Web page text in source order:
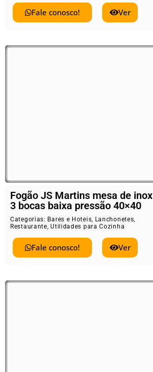
Fale conosco! Ver
Fogão JS Martins mesa de inox
3 bocas baixa pressão 40×40
Categorias: Bares e Hoteis, Lanchonetes,
Restaurante,Utilidades para Cozinha
Fale conosco! Ver